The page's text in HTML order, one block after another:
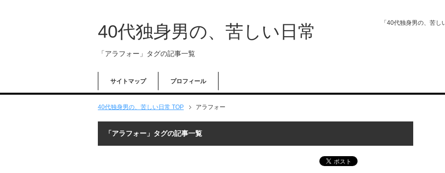
40代独身男の、苦しい日常
「アラフォー」タグの記事一覧
「40代独身男の、苦
サイトマップ プロフィール
40代独身男の、苦しい日常 TOP アラフォー
「アラフォー」タグの記事一覧